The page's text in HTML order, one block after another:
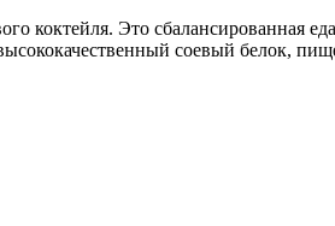
коктейля. Это
соевый белок,